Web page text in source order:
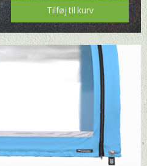
Tilføj til kurv